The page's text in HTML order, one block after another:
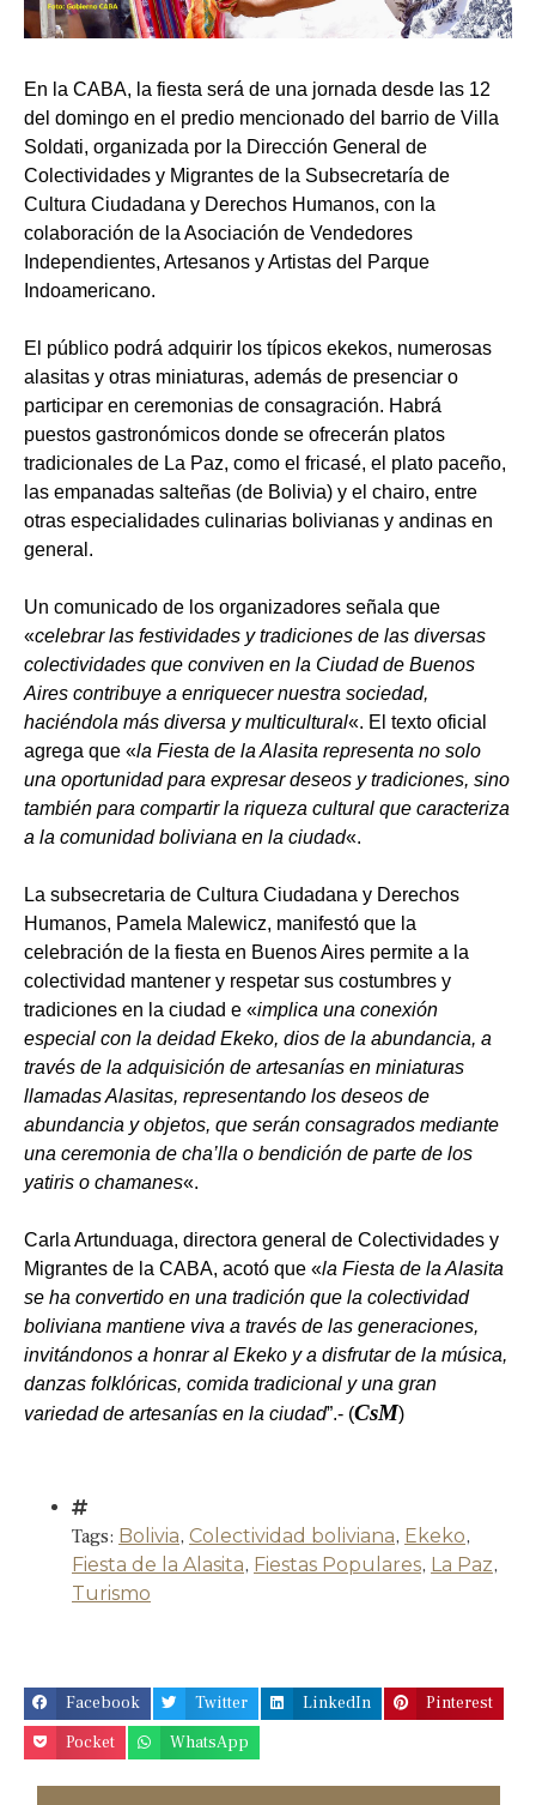
En la CABA, la fiesta será de una jornada desde las 12
del domingo en el predio mencionado del barrio de Villa
Soldati, organizada por la Dirección General de
Colectividades y Migrantes de la Subsecretaría de
Cultura Ciudadana y Derechos Humanos, con la
colaboración de la Asociación de Vendedores
Independientes, Artesanos y Artistas del Parque
Indoamericano.
El público podrá adquirir los típicos ekekos, numerosas
alasitas y otras miniaturas, además de presenciar o
participar en ceremonias de consagración. Habrá
puestos gastronómicos donde se ofrecerán platos
tradicionales de La Paz, como el fricasé, el plato paceño,
las empanadas salteñas (de Bolivia) y el chairo, entre
otras especialidades culinarias bolivianas y andinas en
general.
Un comunicado de los organizadores señala que
«celebrar las festividades y tradiciones de las diversas
colectividades que conviven en la Ciudad de Buenos
Aires contribuye a enriquecer nuestra sociedad,
haciéndola más diversa y multicultural«. El texto oficial
agrega que «la Fiesta de la Alasita representa no solo
una oportunidad para expresar deseos y tradiciones, sino
también para compartir la riqueza cultural que caracteriza
a la comunidad boliviana en la ciudad«.
La subsecretaria de Cultura Ciudadana y Derechos
Humanos, Pamela Malewicz, manifestó que la
celebración de la fiesta en Buenos Aires permite a la
colectividad mantener y respetar sus costumbres y
tradiciones en la ciudad e «implica una conexión
especial con la deidad Ekeko, dios de la abundancia, a
través de la adquisición de artesanías en miniaturas
llamadas Alasitas, representando los deseos de
abundancia y objetos, que serán consagrados mediante
una ceremonia de cha’lla o bendición de parte de los
yatiris o chamanes«.
Carla Artunduaga, directora general de Colectividades y
Migrantes de la CABA, acotó que «la Fiesta de la Alasita
se ha convertido en una tradición que la colectividad
boliviana mantiene viva a través de las generaciones,
invitándonos a honrar al Ekeko y a disfrutar de la música,
danzas folklóricas, comida tradicional y una gran
variedad de artesanías en la ciudad”.- (CsM)
Tags: Bolivia, Colectividad boliviana, Ekeko,
Fiesta de la Alasita, Fiestas Populares, La Paz,
Turismo
Facebook Twitter LinkedIn
Pinterest
Pocket
WhatsApp